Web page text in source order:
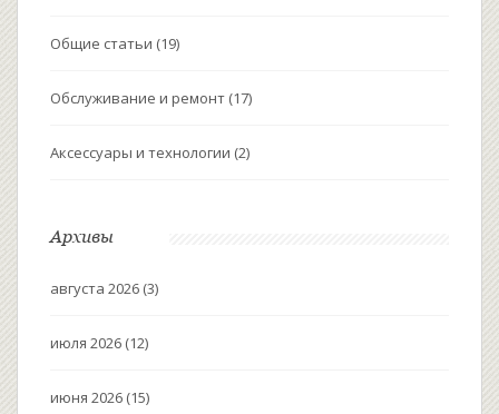
Общие статьи (19)
Обслуживание и ремонт (17)
Аксессуары и технологии (2)
Архивы
августа 2026 (3)
июля 2026 (12)
июня 2026 (15)